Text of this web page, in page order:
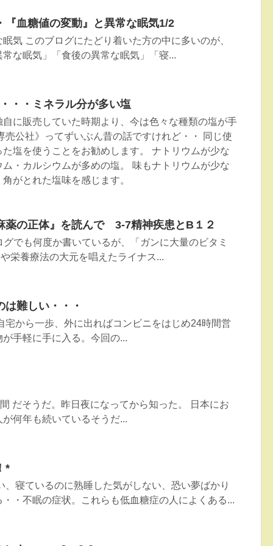
『血糖値の変動』と異常な眠気1/2
気 このブログにたどり着いた方の中に多いのが、
な眠気」「食後の異常な眠気」「寝...
・・ミネラル分が多い塩
に販売していた時期より、今は色々な種類の塩が手
売公社》ってずいぶん昔の話ですけれど・・ 同じ使
塩を使うことをお勧めします。 ナトリウムが少な
・カルシウムが多めの塩。 味もナトリウムが少な
がとれた塩味を感じます。
薬の正体』を読んで 3-7精神疾患とB１２
でも何度か書いているが、「ガンに大量のビタミ
栄養療法の大元を唱えたライナス...
難しい・・・
宅から一歩、外に出ればコンビニをはじめ24時間営
手軽に手に入る。今回の...
だそうだ。昨日夜になってから知った。 日本にお
何年も続いているそうだ...
*
、寝ているのに熟睡した気がしない、恐い夢ばかり
・不眠の症状。これらも低血糖症の人によくある...